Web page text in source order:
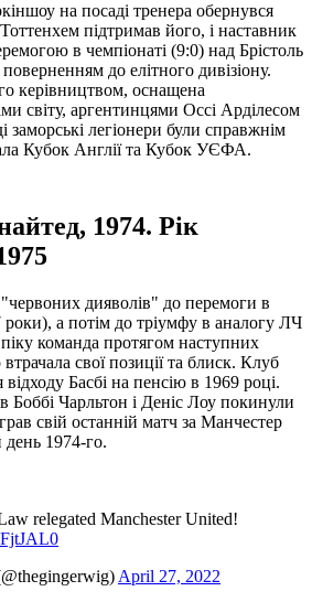
на посаді тренера обернувся
підтримав його, і наставник
в чемпіонаті (9:0) над Брістоль
до елітного дивізіону.
керівництвом, оснащена
світу, аргентинцями Оссі Арділесом
заморські легіонери були справжнім
Кубок Англії та Кубок УЄФА.
1974. Рік
дияволів" до перемоги в
роки), а потім до тріумфу в аналогу ЛЧ
команда протягом наступних
свої позиції та блиск. Клуб
відходу Басбі на пенсію в 1969 році.
Боббі Чарльтон і Деніс Лоу покинули
свій останній матч за Манчестер
1974-го.
relegated Manchester United!
April 27, 2022